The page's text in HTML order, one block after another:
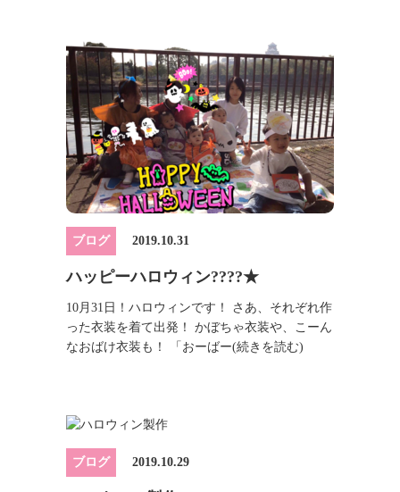
ブログ 2019.10.31
ハッピーハロウィン????★
10月31日！ハロウィンです！ さあ、それぞれ作
った衣装を着て出発！ かぼちゃ衣装や、こーん
なおばけ衣装も！ 「おーばー(続きを読む)
ブログ 2019.10.29